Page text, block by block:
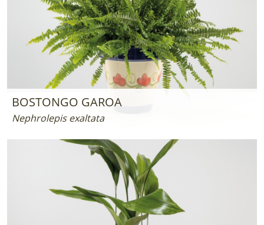
BOSTONGO GAROA
Nephrolepis exaltata